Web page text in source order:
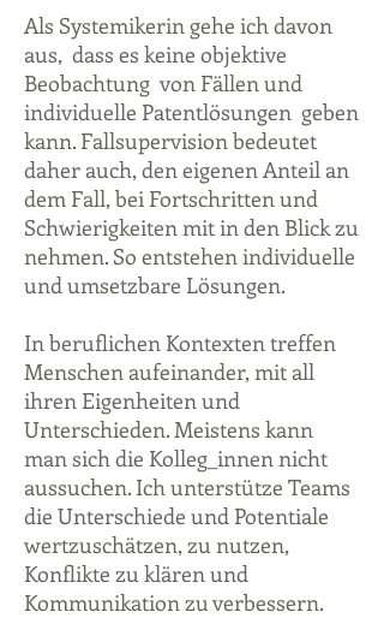
Als Systemikerin gehe ich davon
aus, dass es keine objektive
Beobachtung von Fällen und
individuelle Patentlösungen geben
kann. Fallsupervision bedeutet
daher auch, den eigenen Anteil an
dem Fall, bei Fortschritten und
Schwierigkeiten mit in den Blick zu
nehmen. So entstehen individuelle
und umsetzbare Lösungen.
In beruflichen Kontexten treffen
Menschen aufeinander, mit all
ihren Eigenheiten und
Unterschieden. Meistens kann
man sich die Kolleg_innen nicht
aussuchen. Ich unterstütze Teams
die Unterschiede und Potentiale
wertzuschätzen, zu nutzen,
Konflikte zu klären und
Kommunikation zu verbessern.